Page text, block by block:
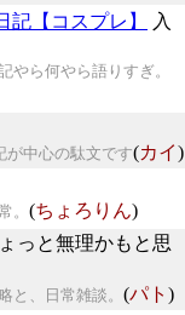
記【コスプレ】
入
やら何やら語りすぎ。
が中心の駄文です(カイ)
。 (ちょろりん)
っと無理かもと思
と、日常雑談。 (パト )